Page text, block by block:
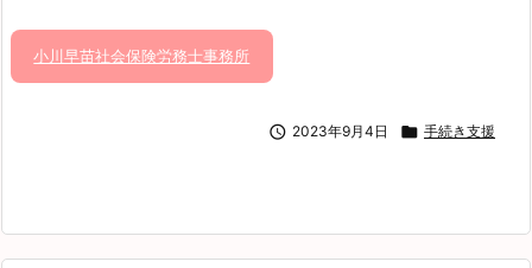
小川早苗社会保険労務士事務所
 2023年9月4日  手続き支援